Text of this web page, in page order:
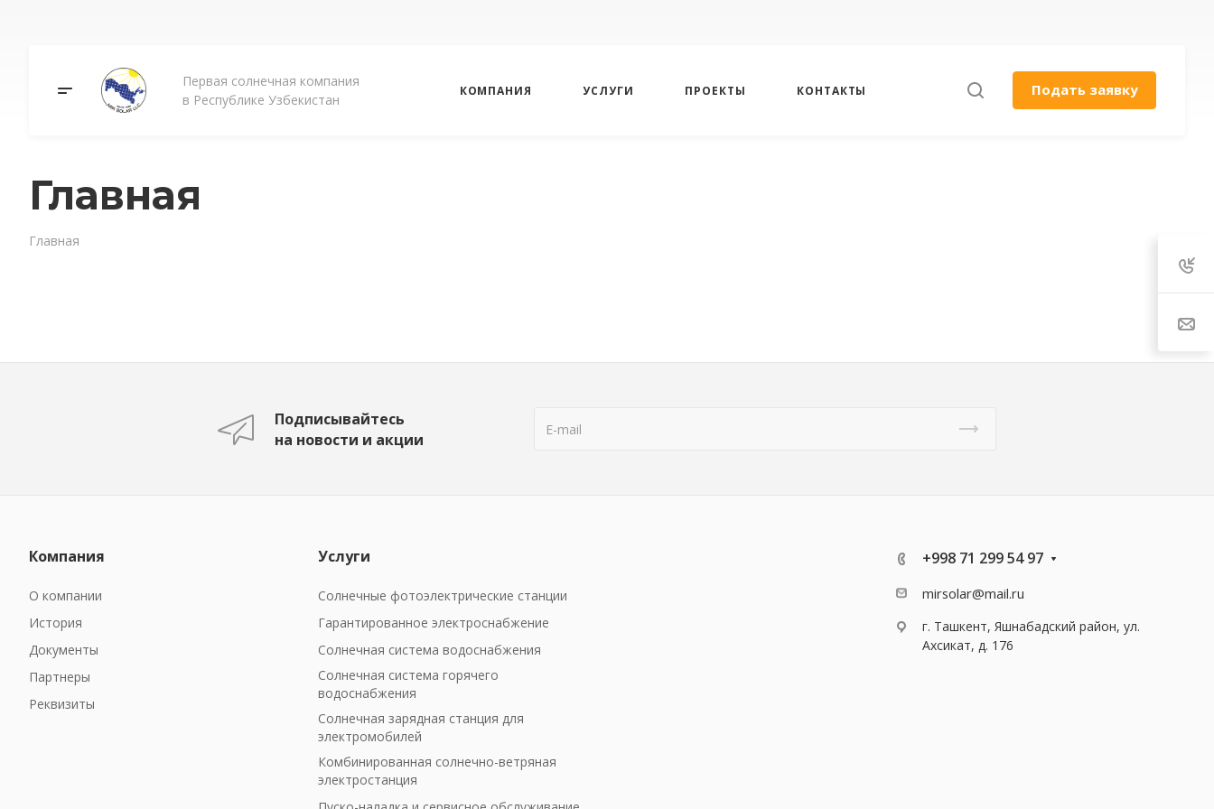
Первая солнечная компания
в Республике Узбекистан
КОМПАНИЯ УСЛУГИ ПРОЕКТЫ КОНТАКТЫ Подать заявку
Главная
Главная
Подписывайтесь
на новости и акции
Компания
О компании
История
Документы
Партнеры
Реквизиты
Услуги
Солнечные фотоэлектрические станции
Гарантированное электроснабжение
Солнечная система водоснабжения
Солнечная система горячего
водоснабжения
Солнечная зарядная станция для
электромобилей
Комбинированная солнечно-ветряная
электростанция
+998 71 299 54 97
mirsolar@mail.ru
г. Ташкент, Яшнабадский район, ул.
Ахсикат, д. 176